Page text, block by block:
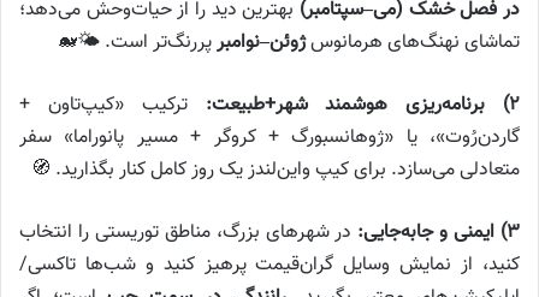
در فصل خشک (می–سپتامبر) بهترین دید را از حیات‌وحش می‌دهد؛
تماشای نهنگ‌های هرمانوسژوئن–نوامبرپررنگ‌تر است. 🌤️🐋
۲) برنامه‌ریزی هوشمند شهر+طبیعت:
ترکیب «کیپ‌تاون +
گاردن‌رُوت»، یا «ژوهانسبورگ + کروگر + مسیر پانوراما» سفر
متعادلی می‌سازد. برای کیپ واین‌لندز یک روز کامل کنار بگذارید. 🧭
۳) ایمنی و جابه‌جایی:
در شهرهای بزرگ، مناطق توریستی را انتخاب
کنید، از نمایش وسایل گران‌قیمت پرهیز کنید و شب‌ها تاکسی/